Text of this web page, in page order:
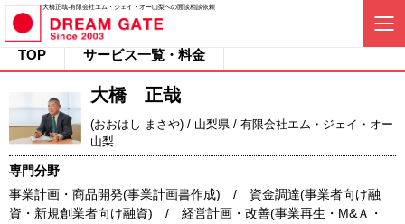
大橋正哉-有限会社エム・ジェイ・オー山梨への面談相談依頼
TOP サービス一覧・料金
大橋 正哉
(おおはし まさや) / 山梨県 / 有限会社エム・ジェイ・オー
山梨
専門分野
事業計画・商品開発(事業計画書作成) / 資金調達(事業者向け融
資・新規創業者向け融資) / 経営計画・改善(事業再生・M&Ａ・